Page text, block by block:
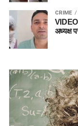
CRIME
अध्यक्ष